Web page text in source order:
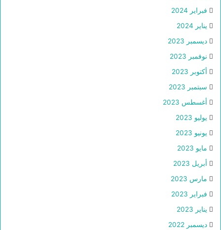
فبراير 2024
يناير 2024
ديسمبر 2023
نوفمبر 2023
أكتوبر 2023
سبتمبر 2023
أغسطس 2023
يوليو 2023
يونيو 2023
مايو 2023
أبريل 2023
مارس 2023
فبراير 2023
يناير 2023
ديسمبر 2022